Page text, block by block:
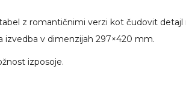
z romantičnimi verzi kot čudovit detajl
izvedba v dimenzijah 297×420 mm.
izposoje.